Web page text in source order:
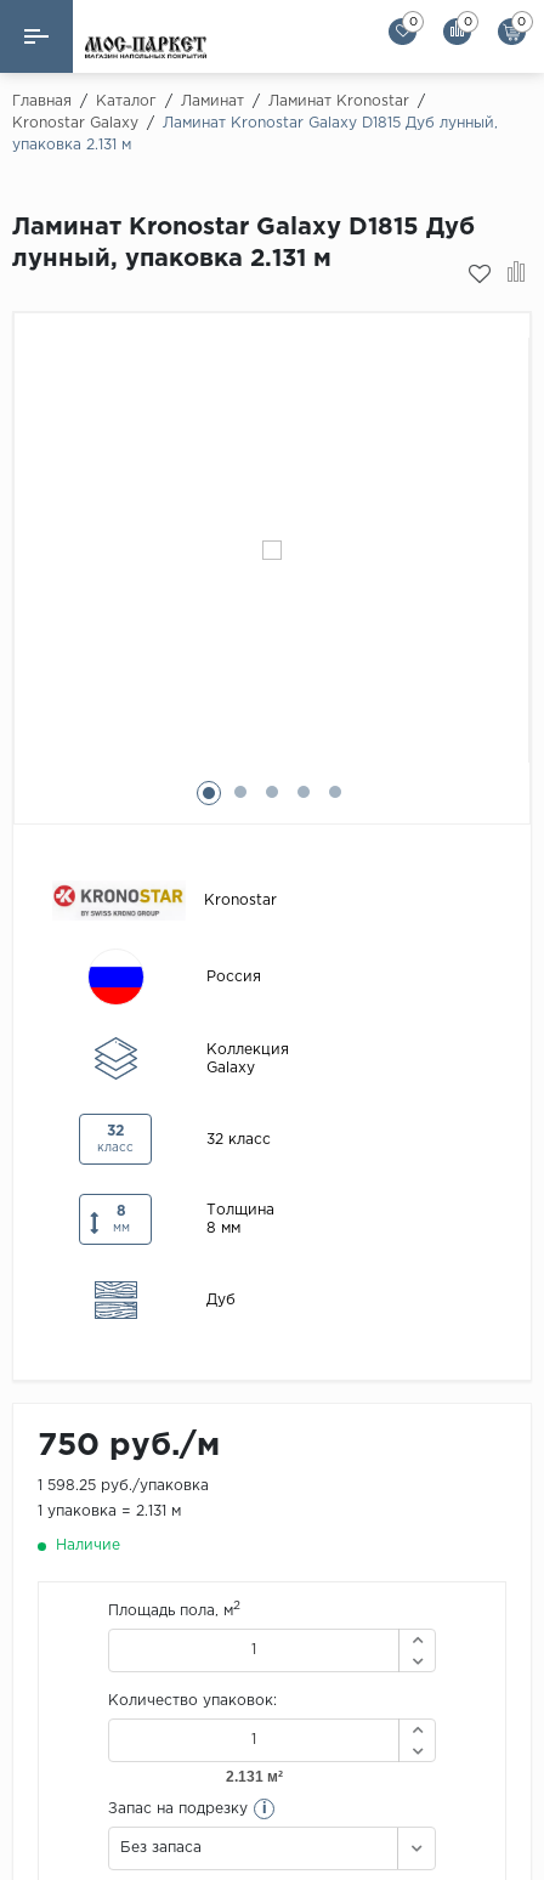
Назад
Ламинат
Назад
Alloc
Alpine Floor
Паркетная доска
0 0 0
Главная / Каталог / Ламинат / Ламинат Kronostar
/
Kronostar Galaxy
/
Ламинат Kronostar Galaxy D1815 Дуб лунный,
упаковка 2.131 м
Ламинат Kronostar Galaxy D1815 Дуб
лунный, упаковка 2.131 м
Kronostar
Россия
Коллекция
Galaxy
32
класс
32 класс
8
мм
Толщина
8 мм
Дуб
750 руб./м
1 598.25 руб./упаковка
1 упаковка = 2.131 м
Наличие
Площадь пола, м2
Количество упаковок:
Запас на подрезку i
Без запаса